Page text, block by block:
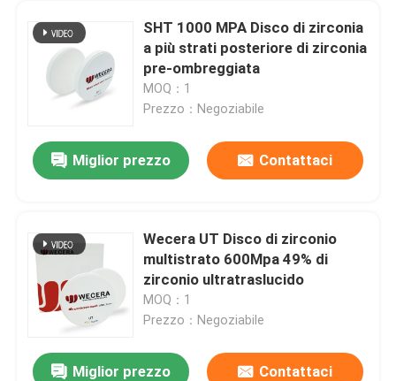
Casa.
SHT 1000 MPA Disco di zirconia
a più strati posteriore di zirconia
pre-ombreggiata
MOQ：1
Prezzo：Negoziabile
Miglior prezzo Contattaci
Wecera UT Disco di zirconio
multistrato 600Mpa 49% di
zirconio ultratraslucido
MOQ：1
Prezzo：Negoziabile
Miglior prezzo Contattaci